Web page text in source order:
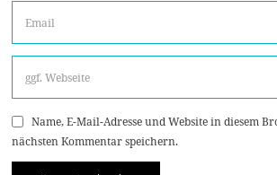
Name, E-Mail-Adresse und Website in diesem
nächsten Kommentar speichern.